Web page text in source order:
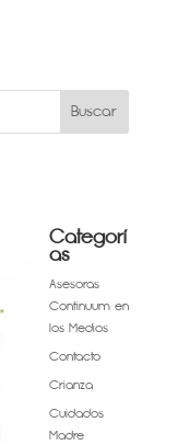
Categorí
as
Asesoras
Continuum en
los Medios
Contacto
Crianza
Cuidados
Madre